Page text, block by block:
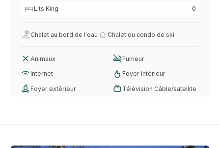
Lits King 0
Chalet au bord de l'eau Chalet ou condo de ski
Animaux Fumeur
Internet Foyer intérieur
Foyer extérieur Télévision Câble/satellite